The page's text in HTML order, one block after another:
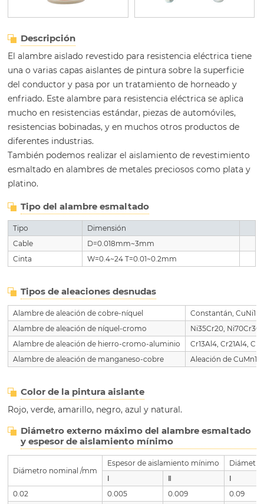
Descripción
El alambre aislado revestido para resistencia eléctrica tiene
una o varias capas aislantes de pintura sobre la superficie
del conductor y pasa por un tratamiento de horneado y
enfriado. Este alambre para resistencia eléctrica se aplica
mucho en resistencias estándar, piezas de automóviles,
resistencias bobinadas, y en muchos otros productos de
diferentes industrias.
También podemos realizar el aislamiento de revestimiento
esmaltado en alambres de metales preciosos como plata y
platino.
Tipo del alambre esmaltado
Tipo
Dimensión
Cable
D=0.018mm~3mm
Cinta
W=0.4~24 T=0.01~0.2mm
Tipos de aleaciones desnudas
Alambre de aleación de cobre-níquel
Constantán,
Alambre de aleación de níquel-cromo
Ni35Cr20,
Alambre de aleación de hierro-cromo-aluminio
Cr13Al4, Cr21Al4,
Alambre de aleación de manganeso-cobre
Aleación de
Color de la pintura aislante
Rojo, verde, amarillo, negro, azul y natural.
Diámetro externo máximo del alambre esmaltado
y espesor de aislamiento mínimo
Diámetro nominal /mm
Espesor de aislamiento mínimo
Ⅰ
Ⅱ
Ⅰ
0.02
0.005 0.009
0.09